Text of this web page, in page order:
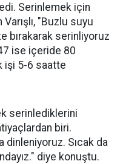
Serinlemek için
Varışlı, "Buzlu suyu
bırakarak serinliyoruz
47 ise içeride 80
işi 5-6 saatte
serinlediklerini
biri.
dinleniyoruz. Sıcak da
diye konuştu.